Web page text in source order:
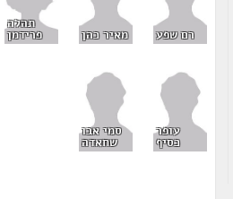
רם שפע מאיר כהן
תהלה
פרידמן
עופר
כסיף
סמי אבו
שחאדה